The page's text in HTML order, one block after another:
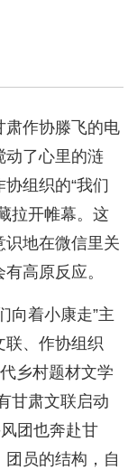
肃作协滕飞的电
动了心里的涟
组织的“我们
拉开帷幕。这
识地在微信里关
高原反应。
向着小康走”主
联、作协组织
乡村题材文学
甘肃文联启动
团也奔赴甘
员的结构，自